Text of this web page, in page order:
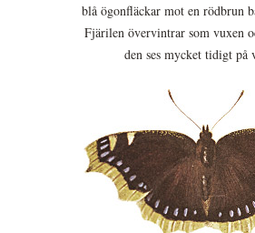
blå ögonfläckar mot en rödbrun
Fjärilen övervintrar som vuxen
den ses mycket tidigt på